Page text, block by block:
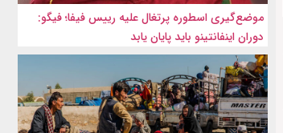
موضع‌گیری اسطوره پرتغال علیه رییس فیفا؛ فیگو:
دوران اینفانتینو باید پایان یابد